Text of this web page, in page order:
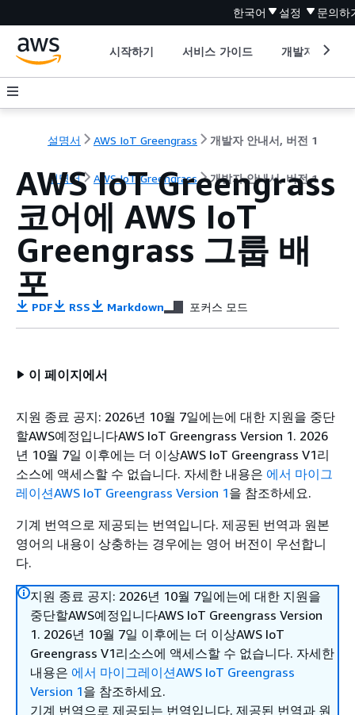
한국어 설정 문의하
시작하기 서비스 가이드 개발자 도구
설명서 AWS IoT Greengrass 개발자 안내서, 버전 1
설명서 AWS IoT Greengrass 개발자 안내서, 버전 1
AWS IoT Greengrass
코어에 AWS IoT
Greengrass 그룹 배
포
PDF RSS Markdown 포커스 모드
이 페이지에서
지원 종료 공지: 2026년 10월 7일에는에 대한 지원을 중단
할AWS예정입니다AWS IoT Greengrass Version 1. 2026
년 10월 7일 이후에는 더 이상AWS IoT Greengrass V1리
소스에 액세스할 수 없습니다. 자세한 내용은 에서 마이그
레이션AWS IoT Greengrass Version 1을 참조하세요.
기계 번역으로 제공되는 번역입니다. 제공된 번역과 원본
영어의 내용이 상충하는 경우에는 영어 버전이 우선합니
다.
지원 종료 공지: 2026년 10월 7일에는에 대한 지원을
중단할AWS예정입니다AWS IoT Greengrass Version
1. 2026년 10월 7일 이후에는 더 이상AWS IoT
Greengrass V1리소스에 액세스할 수 없습니다. 자세한
내용은 에서 마이그레이션AWS IoT Greengrass
Version 1을 참조하세요.
기계 번역으로 제공되는 번역입니다. 제공된 번역과 원